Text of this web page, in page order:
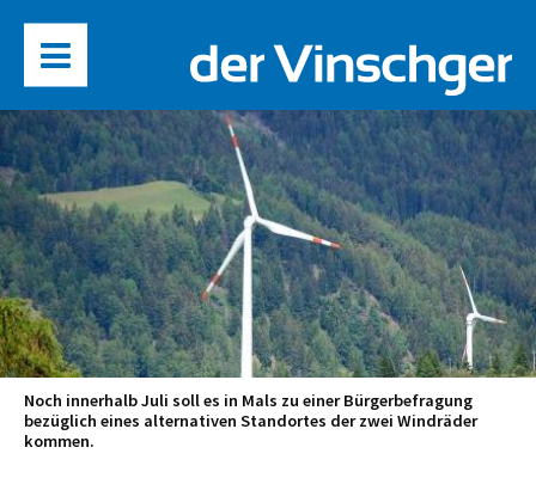
Noch innerhalb Juli soll es in Mals zu einer Bürgerbefragung
bezüglich eines alternativen Standortes der zwei Windräder
kommen.